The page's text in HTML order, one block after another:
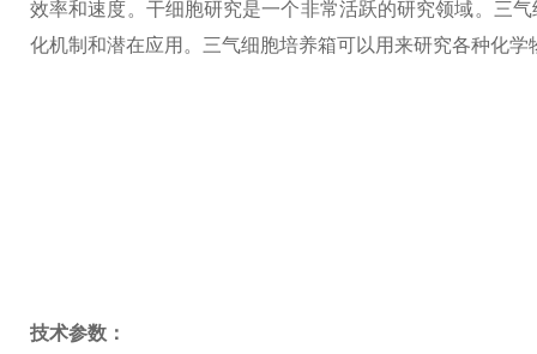
效率和速度。干细胞研究是一个非常活跃的研究领域。三
化机制和潜在应用。三气细胞培养箱可以用来研究各种化
技术参数：